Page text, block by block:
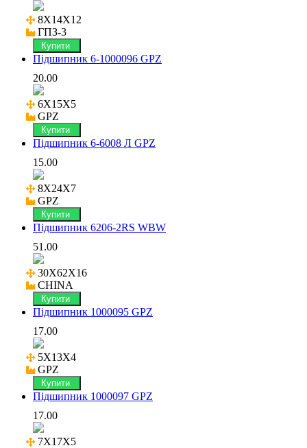
8X14X12
ГПЗ-3
Купити
Підшипник 6-1000096 GPZ
20.00
6X15X5
GPZ
Купити
Підшипник 6-6008 Л GPZ
15.00
8X24X7
GPZ
Купити
Підшипник 6206-2RS WBW
51.00
30X62X16
CHINA
Купити
Підшипник 1000095 GPZ
17.00
5X13X4
GPZ
Купити
Підшипник 1000097 GPZ
17.00
7X17X5